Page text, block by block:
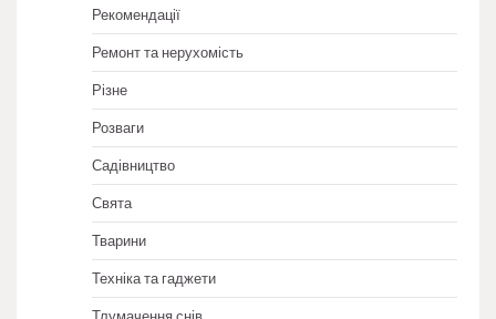
Рекомендації
Ремонт та нерухомість
Різне
Розваги
Садівництво
Свята
Тварини
Техніка та гаджети